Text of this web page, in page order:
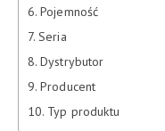
Pojemność
Seria
Dystrybutor
Producent
Typ produktu